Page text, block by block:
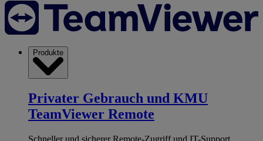
Produkte
Privater Gebrauch und KMU
TeamViewer Remote
Schneller und sicherer Remote-Zugriff und IT-Support.